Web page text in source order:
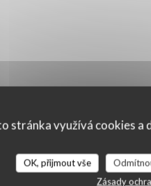
stránka využívá cookies a
OK, přijmout vše
Zásady